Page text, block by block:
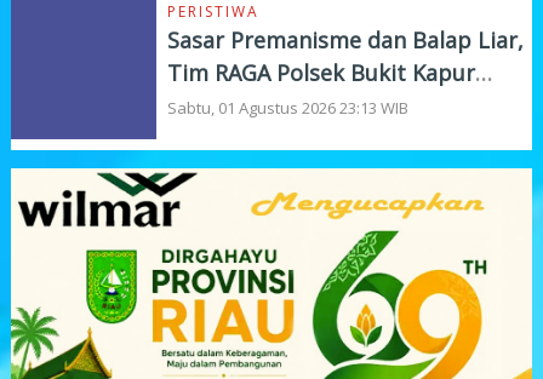
PERISTIWA
Sasar Premanisme dan Balap Liar,
Tim RAGA Polsek Bukit Kapur
Gelar KRYD
Sabtu, 01 Agustus 2026 23:13 WIB